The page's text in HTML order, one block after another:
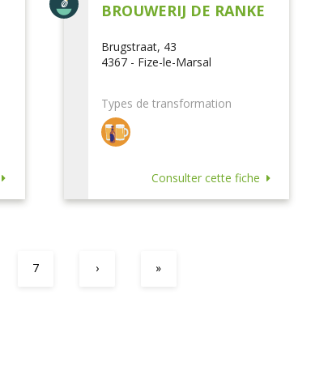
BROUWERIJ DE RANKE
Brugstraat, 43
4367 - Fize-le-Marsal
Types de transformation
Consulter cette fiche
7 › »